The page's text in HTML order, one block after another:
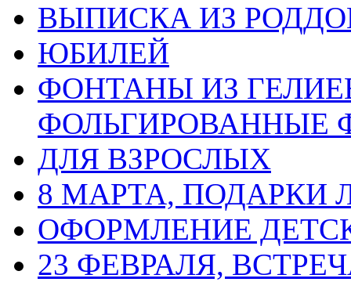
ВЫПИСКА ИЗ
ЮБИЛЕЙ
ФОНТАНЫ ИЗ
ФОЛЬГИРОВАННЫЕ
ДЛЯ ВЗРОСЛЫХ
8 МАРТА,
ОФОРМЛЕНИЕ
23 ФЕВРАЛЯ,